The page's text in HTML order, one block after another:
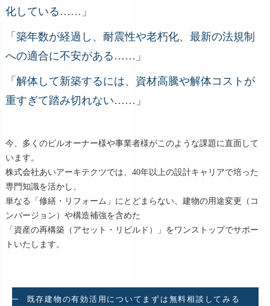
化している……」
「築年数が経過し、耐震性や老朽化、最新の法規制
への適合に不安がある……」
「解体して新築するには、資材高騰や解体コストが
重すぎて踏み切れない……」
今、多くのビルオーナー様や事業者様がこのような課題に直面して
います。
株式会社あいアーキテクツでは、40年以上の設計キャリアで培った
専門知識を活かし、
単なる「修繕・リフォーム」にとどまらない、建物の用途変更（コ
ンバージョン）や構造補強を含めた
「資産の再構築（アセット・リビルド）」をワンストップでサポー
トいたします。
既存建物の有効活用についてまずは無料相談してみる